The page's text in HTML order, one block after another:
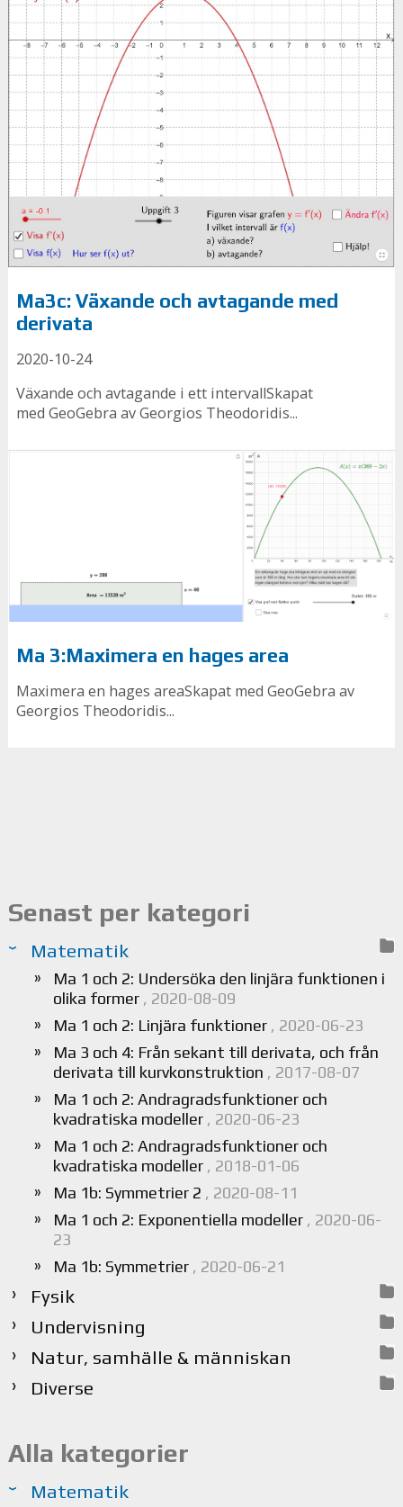
Ma3c: Växande och avtagande med
derivata
2020-10-24
Växande och avtagande i ett intervallSkapat
med GeoGebra av Georgios Theodoridis...
Ma 3:Maximera en hages area
Maximera en hages areaSkapat med GeoGebra av
Georgios Theodoridis...
Senast per kategori
Matematik
Ma 1 och 2: Undersöka den linjära funktionen i
olika former , 2020-08-09
Ma 1 och 2: Linjära funktioner , 2020-06-23
Ma 3 och 4: Från sekant till derivata, och från
derivata till kurvkonstruktion , 2017-08-07
Ma 1 och 2: Andragradsfunktioner och
kvadratiska modeller , 2020-06-23
Ma 1 och 2: Andragradsfunktioner och
kvadratiska modeller , 2018-01-06
Ma 1b: Symmetrier 2 , 2020-08-11
Ma 1 och 2: Exponentiella modeller , 2020-06-
23
Ma 1b: Symmetrier , 2020-06-21
Fysik
Undervisning
Natur, samhälle & människan
Diverse
Alla kategorier
Matematik